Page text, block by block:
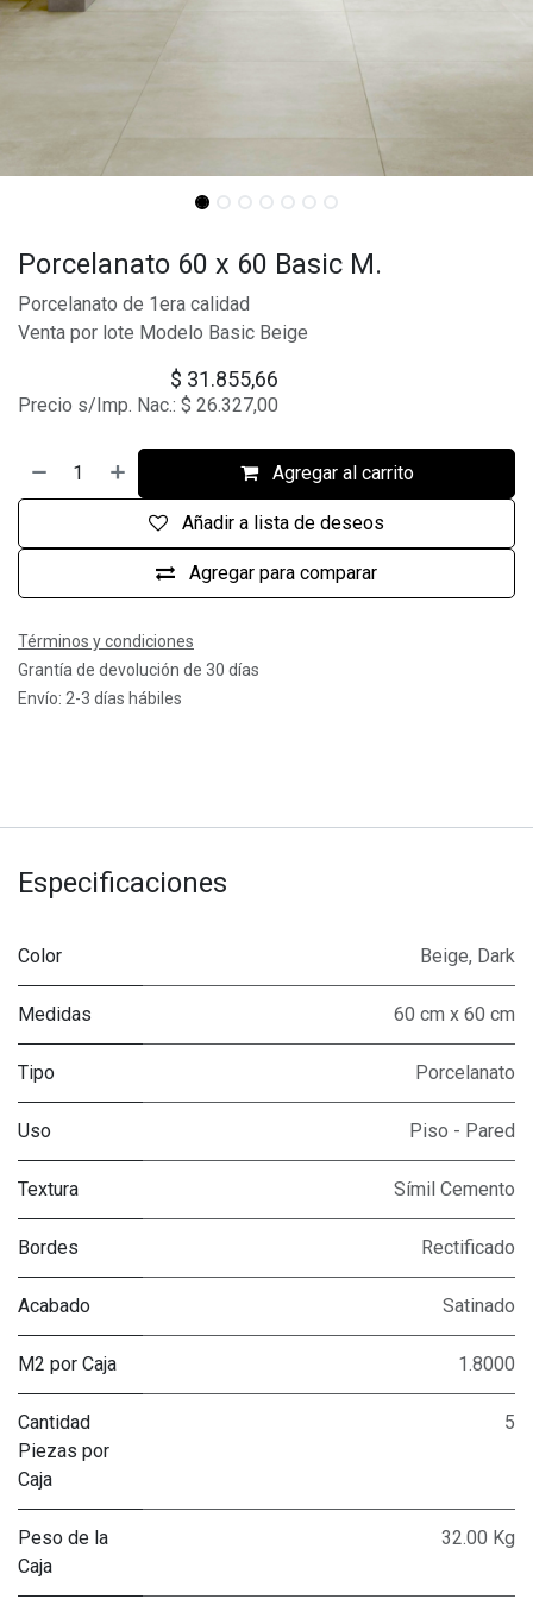
Porcelanato 60 x 60 Basic M.
Porcelanato de 1era calidad
Venta por lote Modelo Basic Beige
$ 31.855,66
Precio s/Imp. Nac.: $ 26.327,00
Agregar al carrito
Agregar para comparar
Añadir a lista de deseos
Términos y condiciones
Grantía de devolución de 30 días
Envío: 2-3 días hábiles
Especificaciones
Color Beige, Dark
Medidas 60 cm x 60 cm
Tipo Porcelanato
Uso Piso - Pared
Textura Símil Cemento
Bordes Rectificado
Acabado Satinado
M2 por Caja 1.8000
Cantidad
Piezas por
Caja
5
Peso de la
Caja
32.00 Kg